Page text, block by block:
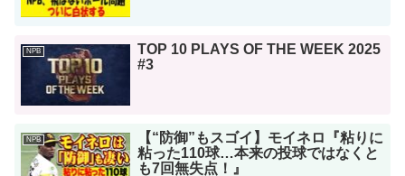
NPB
TOP 10 PLAYS OF THE WEEK 2025
#3
NPB
【“防御”もスゴイ】モイネロ『粘りに
粘った110球…本来の投球ではなくと
も7回無失点！』